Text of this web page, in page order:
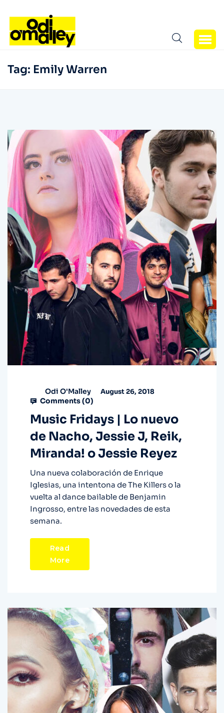
Tag: Emily Warren
Odi O'Malley August 26, 2018
Comments (0)
Music Fridays | Lo nuevo
de Nacho, Jessie J, Reik,
Miranda! o Jessie Reyez
Una nueva colaboración de Enrique
Iglesias, una intentona de The Killers o la
vuelta al dance bailable de Benjamin
Ingrosso, entre las novedades de esta
semana.
Read
More